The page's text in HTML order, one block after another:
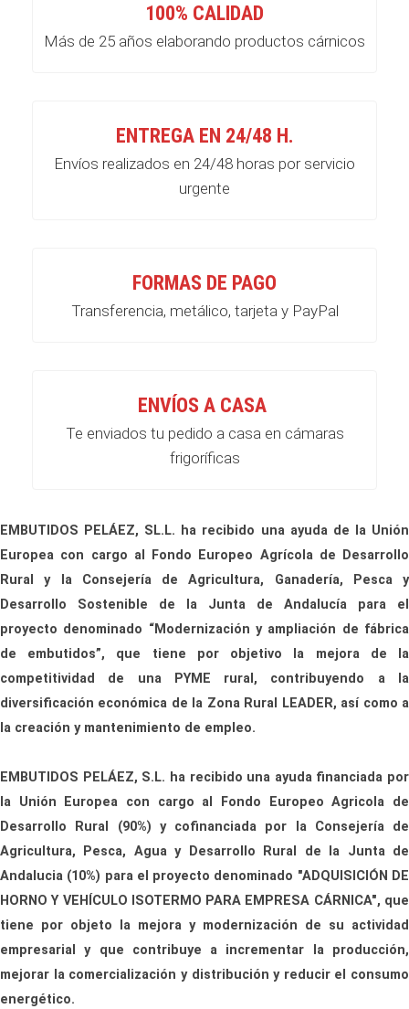
100% CALIDAD
Más de 25 años elaborando productos cárnicos
ENTREGA EN 24/48 H.
Envíos realizados en 24/48 horas por servicio
urgente
FORMAS DE PAGO
Transferencia, metálico, tarjeta y PayPal
ENVÍOS A CASA
Te enviados tu pedido a casa en cámaras
frigoríficas
EMBUTIDOS PELÁEZ, SL.L. ha recibido una ayuda de la Unión
Europea con cargo al Fondo Europeo Agrícola de Desarrollo
Rural y la Consejería de Agricultura, Ganadería, Pesca y
Desarrollo Sostenible de la Junta de Andalucía para el
proyecto denominado “Modernización y ampliación de fábrica
de embutidos”, que tiene por objetivo la mejora de la
competitividad de una PYME rural, contribuyendo a la
diversificación económica de la Zona Rural LEADER, así como a
la creación y mantenimiento de empleo.
EMBUTIDOS PELÁEZ, S.L. ha recibido una ayuda financiada por
la Unión Europea con cargo al Fondo Europeo Agricola de
Desarrollo Rural (90%) y cofinanciada por la Consejería de
Agricultura, Pesca, Agua y Desarrollo Rural de la Junta de
Andalucia (10%) para el proyecto denominado "ADQUISICIÓN DE
HORNO Y VEHÍCULO ISOTERMO PARA EMPRESA CÁRNICA", que
tiene por objeto la mejora y modernización de su actividad
empresarial y que contribuye a incrementar la producción,
mejorar la comercialización y distribución y reducir el consumo
energético.